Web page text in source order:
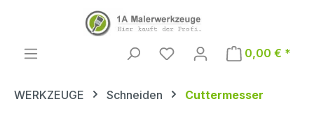
Zum Hauptinhalt springen
0,00 € *
WERKZEUGE Schneiden Cuttermesser